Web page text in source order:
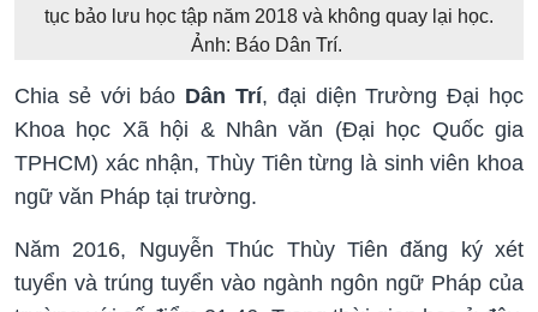
tục bảo lưu học tập năm 2018 và không quay lại học.
Ảnh: Báo Dân Trí.
Chia sẻ với báo Dân Trí, đại diện Trường Đại học
Khoa học Xã hội & Nhân văn (Đại học Quốc gia
TPHCM) xác nhận, Thùy Tiên từng là sinh viên khoa
ngữ văn Pháp tại trường.
Năm 2016, Nguyễn Thúc Thùy Tiên đăng ký xét
tuyển và trúng tuyển vào ngành ngôn ngữ Pháp của